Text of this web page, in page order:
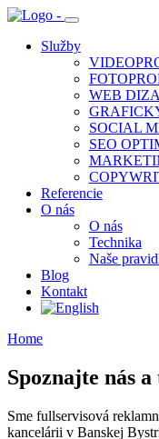
Služby
WEB
SOCIAL
SEO
Referencie
O nás
O nás
Technika
Naše
Blog
Kontakt
Home
Spoznajte nás a
Sme fullservisová
kancelárii v Banskej